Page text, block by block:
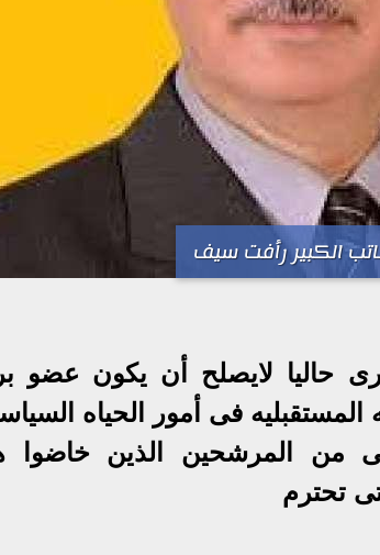
الكبير رأفت سيف
حاليا لايصلح أن يكون عضو
فى أمور الحياه
من المرشحين الذين خاضوا
تحترم